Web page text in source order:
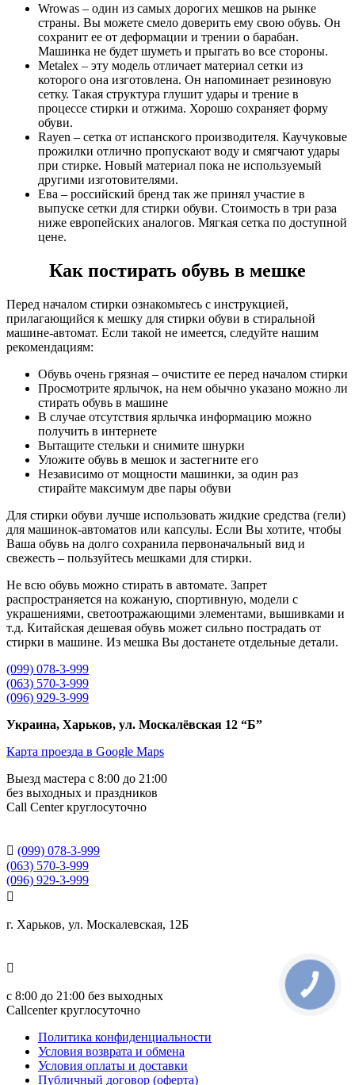
Wrowas – один из самых дорогих мешков на рынке
страны. Вы можете смело доверить ему свою обувь. Он
сохранит ее от деформации и трении о барабан.
Машинка не будет шуметь и прыгать во все стороны.
Metalex – эту модель отличает материал сетки из
которого она изготовлена. Он напоминает резиновую
сетку. Такая структура глушит удары и трение в
процессе стирки и отжима. Хорошо сохраняет форму
обуви.
Rayen – сетка от испанского производителя. Каучуковые
прожилки отлично пропускают воду и смягчают удары
при стирке. Новый материал пока не используемый
другими изготовителями.
Ева – российский бренд так же принял участие в
выпуске сетки для стирки обуви. Стоимость в три раза
ниже европейских аналогов. Мягкая сетка по доступной
цене.
Как постирать обувь в мешке
Перед началом стирки ознакомьтесь с инструкцией,
прилагающийся к мешку для стирки обуви в стиральной
машине-автомат. Если такой не имеется, следуйте нашим
рекомендациям:
Обувь очень грязная – очистите ее перед началом стирки
Просмотрите ярлычок, на нем обычно указано можно ли
стирать обувь в машине
В случае отсутствия ярлычка информацию можно
получить в интернете
Вытащите стельки и снимите шнурки
Уложите обувь в мешок и застегните его
Независимо от мощности машинки, за один раз
стирайте максимум две пары обуви
Для стирки обуви лучше использовать жидкие средства (гели)
для машинок-автоматов или капсулы. Если Вы хотите, чтобы
Ваша обувь на долго сохранила первоначальный вид и
свежесть – пользуйтесь мешками для стирки.
Не всю обувь можно стирать в автомате. Запрет
распространяется на кожаную, спортивную, модели с
украшениями, светоотражающими элементами, вышивками и
т.д. Китайская дешевая обувь может сильно пострадать от
стирки в машине. Из мешка Вы достанете отдельные детали.
(099) 078-3-999
(063) 570-3-999
(096) 929-3-999
Украина, Харьков, ул. Москалёвская 12 “Б”
Карта проезда в Google Maps
Выезд мастера с 8:00 до 21:00
без выходных и праздников
Сall Сenter круглосуточно
 (099) 078-3-999
(063) 570-3-999
(096) 929-3-999

г. Харьков, ул. Москалевская, 12Б

с 8:00 до 21:00 без выходных
Callcenter круглосуточно
Политика конфиденциальности
Условия возврата и обмена
Условия оплаты и доставки
Публичный договор (оферта)
КНОПКА
СВЯЗИ